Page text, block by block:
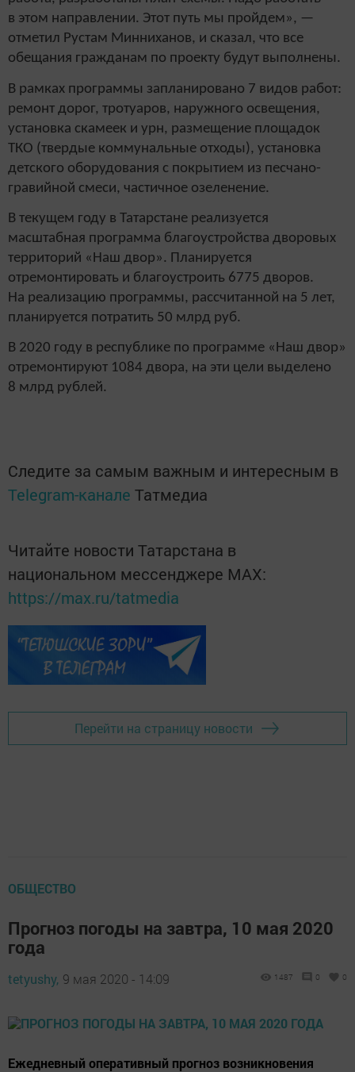
в этом направлении. Этот путь мы пройдем», —
отметил Рустам Минниханов, и сказал, что все
обещания гражданам по проекту будут выполнены.
В рамках программы запланировано 7 видов работ:
ремонт дорог, тротуаров, наружного освещения,
установка скамеек и урн, размещение площадок
ТКО (твердые коммунальные отходы), установка
детского оборудования с покрытием из песчано-
гравийной смеси, частичное озеленение.
В текущем году в Татарстане реализуется
масштабная программа благоустройства дворовых
территорий «Наш двор». Планируется
отремонтировать и благоустроить 6775 дворов.
На реализацию программы, рассчитанной на 5 лет,
планируется потратить 50 млрд руб.
В 2020 году в республике по программе «Наш двор»
отремонтируют 1084 двора, на эти цели выделено
8 млрд рублей.
Следите за самым важным и интересным в
Telegram-канале Татмедиа
Читайте новости Татарстана в
национальном мессенджере MАХ:
https://max.ru/tatmedia
Перейти на страницу новости
ОБЩЕСТВО
Прогноз погоды на завтра, 10 мая 2020
года
tetyushy, 9 мая 2020 - 14:09 1487 0 0
Ежедневный оперативный прогноз возникновения